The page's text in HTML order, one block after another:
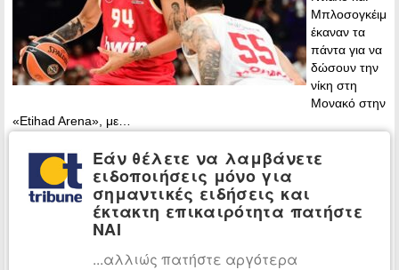
Μπλοσογκέιμ
έκαναν τα
πάντα για να
δώσουν την
νίκη στη
Μονακό στην
«Etihad Arena», με…
Περισσότερα »
ΑΘΛΗΤΙΚΑ Euroleague: Η Μονακό αντίπαλος
του Ολυμπιακού στο Final-4 – Απέκλεισε
τη Μπαρτσελόνα
Εάν θέλετε να λαμβάνετε
ειδοποιήσεις μόνο για
σημαντικές ειδήσεις και
έκτακτη επικαιρότητα πατήστε
ΝΑΙ
...αλλιώς πατήστε αργότερα